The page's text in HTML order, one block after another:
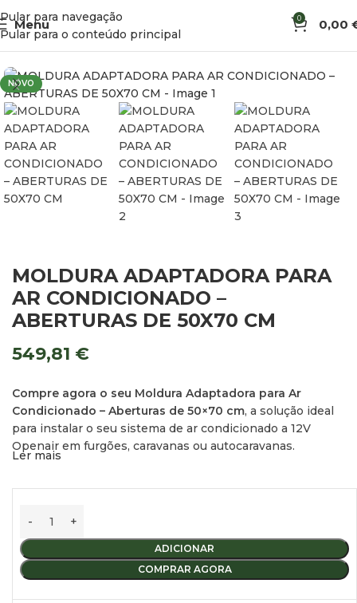
Pular para navegação
Pular para o conteúdo principal
Menu 0 0,00
Início Climatização Ar Condicionado
NOVO
MOLDURA ADAPTADORA PARA
AR CONDICIONADO –
ABERTURAS DE 50X70 CM
549,81 €
Compre agora o seu Moldura Adaptadora para Ar
Condicionado – Aberturas de 50×70 cm, a solução ideal
para instalar o seu sistema de ar condicionado a 12V
Openair em furgões, caravanas ou autocaravanas.
equipamentos de climatização em veículos recreativos. A
(Midi Heki)
torna-a a escolha mais fiável para entusiastas do
caravanismo e profissionais de montagem.
Ler mais
ADICIONAR
COMPRAR AGORA